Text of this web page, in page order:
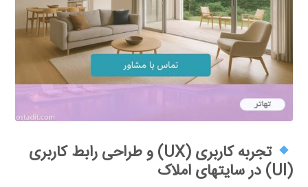
تجربه کاربری (UX) و طراحی رابط کاربری
(UI) در سایتهای املاک